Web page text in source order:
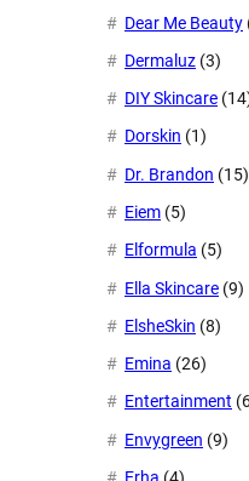
Dear Me Beauty
Dermaluz (3)
DIY Skincare
Dorskin (1)
Dr. Brandon (15)
Eiem (5)
Elformula (5)
Ella Skincare (9)
ElsheSkin (8)
Emina (26)
Entertainment
Envygreen (9)